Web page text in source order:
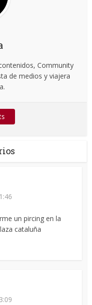
Community
de medios y viajera
un pircing en la
cataluña